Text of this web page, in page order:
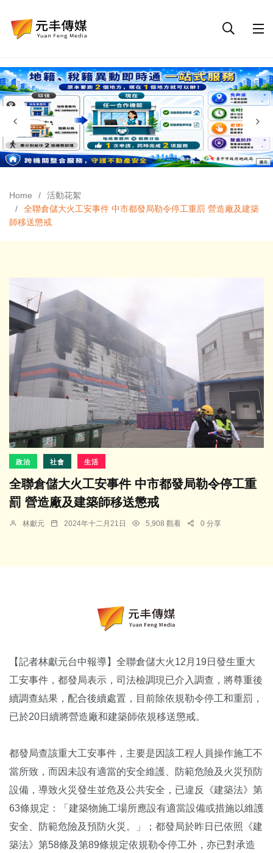
Home
活動花絮
全聯倉儲大火工安事件 中市都發局勒令停工重罰 營造廠及建築
師移送懲戒
政治 社會 生活
全聯倉儲大火工安事件 中市都發局勒令停工重
罰 營造廠及建築師移送懲戒
林獻元 2024年十二月21日 5,908 觀看 0 分享
【記者林獻元台中報導】全聯倉儲大火12月19日發生重大
工安事件，都發局表示，司法檢調現已介入調查，將尊重後
續調查結果，配合後續處置，目前除依規勒令停工和重罰，
已於20日續將營造廠和建築師依規移送懲戒。
都發局查該重大工安事件，主要是因該工程人員操作施工不
當所致，而因未設有適當的安全維護、防範危險及火災預防
設備，導致火災發生並危及公共安全，已違反《建築法》第
63條規定：「建築物施工場所應設有適當設備或措施以維護
安全、防範危險及預防火災。」；都發局於昨日已依照《建
築法》第58條及第89條規定依規勒令停工外，亦已對承造